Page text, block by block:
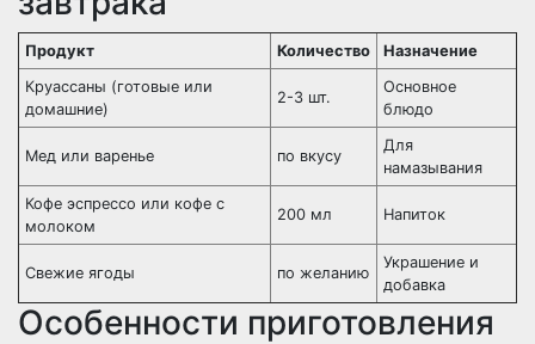
Продукт Количество
Назначение
Круассаны (готовые или
домашние)
2-3 шт.
Основное
блюдо
Мед или варенье по вкусу
Для
намазывания
Кофе эспрессо или кофе с
молоком
200 мл Напиток
Свежие ягоды по желанию
Украшение и
добавка
Особенности приготовления